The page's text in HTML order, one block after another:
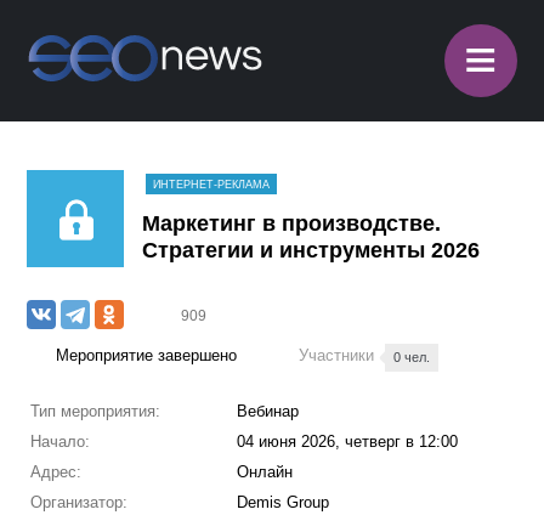
≡
ИНТЕРНЕТ-РЕКЛАМА
Маркетинг в производстве.
Стратегии и инструменты 2026
909
Мероприятие завершено Участники 0 чел.
Тип мероприятия:
Вебинар
Начало:
04 июня 2026, четверг в 12:00
Адрес:
Онлайн
Организатор:
Demis Group